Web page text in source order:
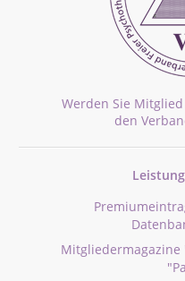
Werden Sie
den
Mitgliedermagazine